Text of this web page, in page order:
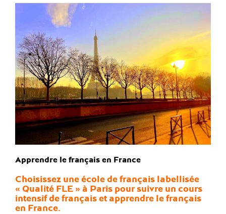
Apprendre le français en France
Choisissez uneécole de français labellisée
« Qualité FLE » à Paris pour suivre un cours
intensif de françaisetapprendre le français
en France.